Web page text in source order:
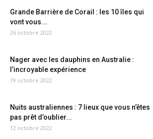
Grande Barrière de Corail : les 10 îles qui
vont vous...
26 octobre 2022
Nager avec les dauphins en Australie :
l’incroyable expérience
19 octobre 2022
Nuits australiennes : 7 lieux que vous n’êtes
pas prêt d’oublier...
12 octobre 2022